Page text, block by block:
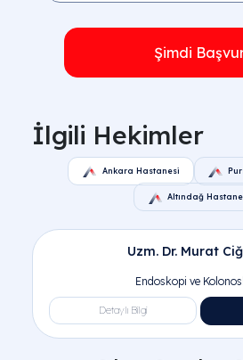
Şimdi
İlgili Hekimler
Uzm. Dr. Murat
Endoskopi ve
Detaylı Bilgi